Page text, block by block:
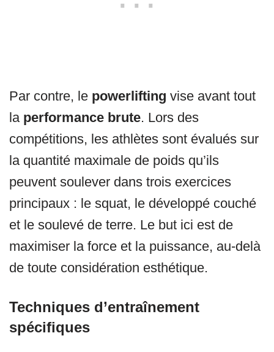
Par contre, le powerlifting vise avant tout
la performance brute. Lors des
compétitions, les athlètes sont évalués sur
la quantité maximale de poids qu’ils
peuvent soulever dans trois exercices
principaux : le squat, le développé couché
et le soulevé de terre. Le but ici est de
maximiser la force et la puissance, au-delà
de toute considération esthétique.
Techniques d’entraînement
spécifiques